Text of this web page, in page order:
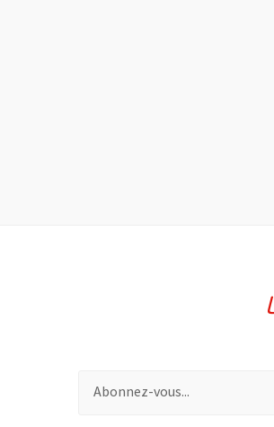
Pour vous inscrire à la lettre